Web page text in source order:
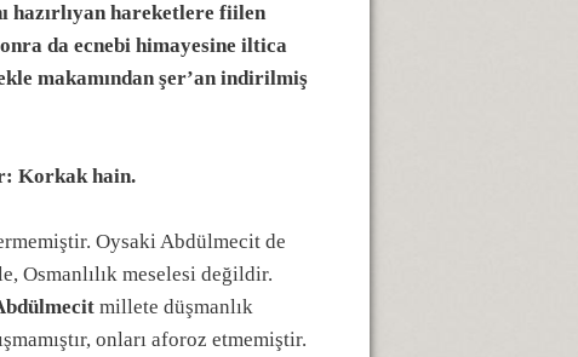
hazırlıyan hareketlere fiilen
da ecnebi himayesine iltica
makamından şer’an indirilmiş
Korkak hain.
Oysaki Abdülmecit de
Osmanlılık meselesi değildir.
millete düşmanlık
onları aforoz etmemiştir.